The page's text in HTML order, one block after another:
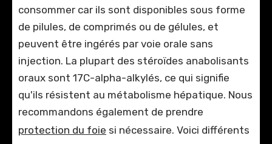
consommer car ils sont disponibles sous forme
de pilules, de comprimés ou de gélules, et
peuvent être ingérés par voie orale sans
injection. La plupart des stéroïdes anabolisants
oraux sont 17C-alpha-alkylés, ce qui signifie
qu'ils résistent au métabolisme hépatique. Nous
recommandons également de prendre
protection du foie si nécessaire. Voici différents